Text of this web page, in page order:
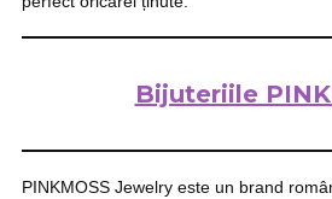
Bijuteriile
PINKMOSS Jewelry este un brand